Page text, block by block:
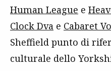
Human League e
Clock Dva e Cabaret
Sheffield punto di
culturale dello